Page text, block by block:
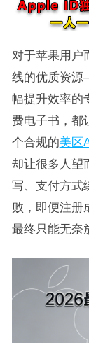
对于苹果用户
线的优质资
幅提升效率的
费电子书，都
个合规的美区
却让很多人望
写、支付方式
败，即便注册
最终只能无奈